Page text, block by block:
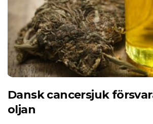
Dansk cancersjuk
oljan